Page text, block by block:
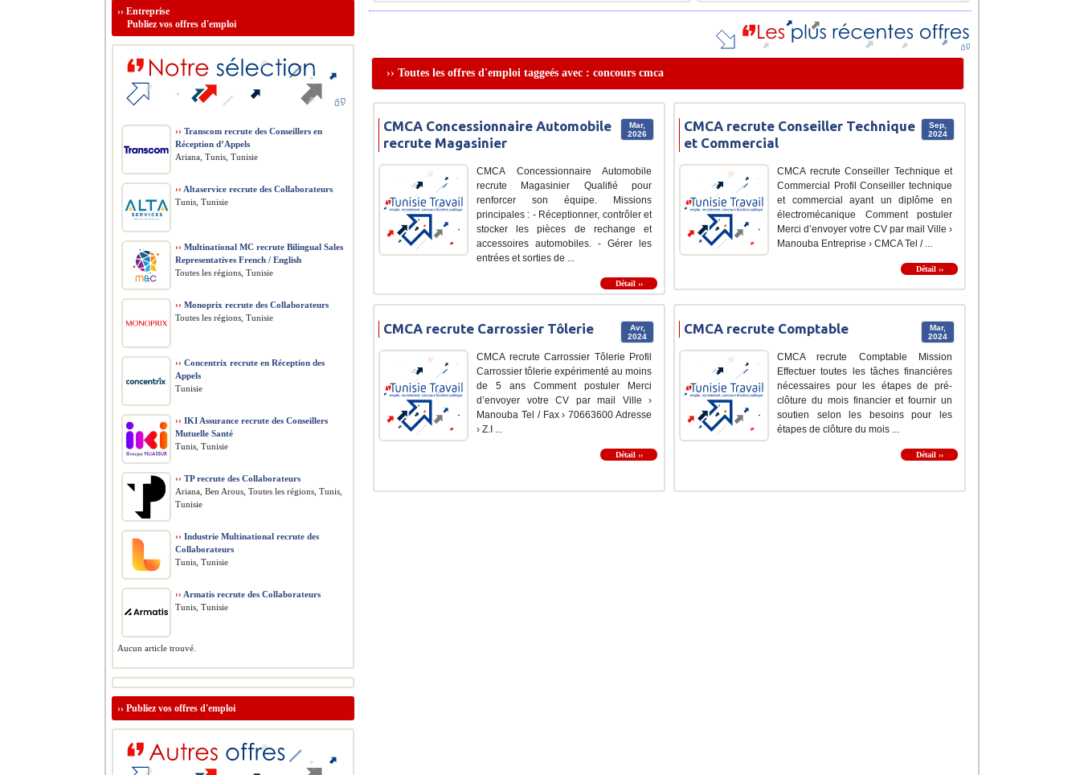
›› Toutes les offres d'emploi taggeés avec : concours cmca
Mar,
2026
CMCA Concessionnaire Automobile
recrute Magasinier
CMCA Concessionnaire Automobile
recrute Magasinier Qualifié pour
renforcer son équipe. Missions
principales : - Réceptionner, contrôler et
stocker les pièces de rechange et
accessoires automobiles. - Gérer les
entrées et sorties de ...
Détail ››
Sep,
2024
CMCA recrute Conseiller Technique
et Commercial
CMCA recrute Conseiller Technique et
Commercial Profil Conseiller technique
et commercial ayant un diplôme en
électromécanique Comment postuler
Merci d’envoyer votre CV par mail Ville ›
Manouba Entreprise › CMCA Tel / ...
Détail ››
Avr,
2024
CMCA recrute Carrossier Tôlerie
CMCA recrute Carrossier Tôlerie Profil
Carrossier tôlerie expérimenté au moins
de 5 ans Comment postuler Merci
d’envoyer votre CV par mail Ville ›
Manouba Tel / Fax › 70663600 Adresse
› Z.I ...
Détail ››
Mar,
2024
CMCA recrute Comptable
CMCA recrute Comptable Mission
Effectuer toutes les tâches financières
nécessaires pour les étapes de pré-
clôture du mois financier et fournir un
soutien selon les besoins pour les
étapes de clôture du mois ...
Détail ››
›› Entreprise
Publiez vos offres d'emploi
›› Transcom recrute des Conseillers en
Réception d’Appels
Ariana, Tunis, Tunisie
›› Altaservice recrute des Collaborateurs
Tunis, Tunisie
›› Multinational MC recrute Bilingual Sales
Representatives French / English
Toutes les régions, Tunisie
›› Monoprix recrute des Collaborateurs
Toutes les régions, Tunisie
›› Concentrix recrute en Réception des
Appels
Tunisie
›› IKI Assurance recrute des Conseillers
Mutuelle Santé
Tunis, Tunisie
›› TP recrute des Collaborateurs
Ariana, Ben Arous, Toutes les régions, Tunis,
Tunisie
›› Industrie Multinational recrute des
Collaborateurs
Tunis, Tunisie
›› Armatis recrute des Collaborateurs
Tunis, Tunisie
Aucun article trouvé.
›› Publiez vos offres d'emploi